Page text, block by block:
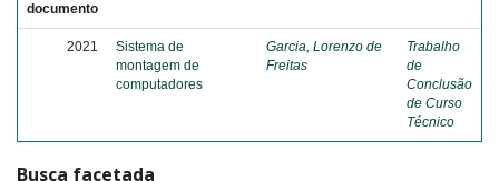
documento
2021
Sistema de
montagem de
computadores
Garcia, Lorenzo de
Freitas
Trabalho
de
Conclusão
de Curso
Técnico
Busca facetada